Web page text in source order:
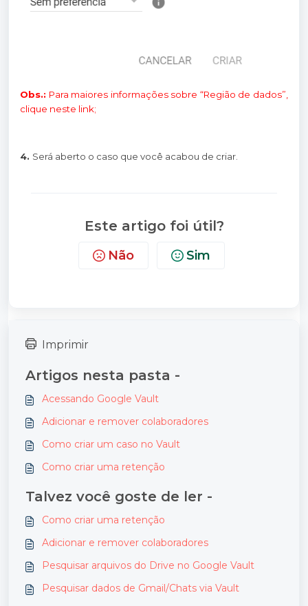
Obs.: Para maiores informações sobre “Região de dados”,
clique neste link;
4. Será aberto o caso que você acabou de criar.
Este artigo foi útil?
Não Sim
Imprimir
Artigos nesta pasta -
Acessando Google Vault
Adicionar e remover colaboradores
Como criar um caso no Vault
Como criar uma retenção
Talvez você goste de ler -
Como criar uma retenção
Adicionar e remover colaboradores
Pesquisar arquivos do Drive no Google Vault
Pesquisar dados de Gmail/Chats via Vault